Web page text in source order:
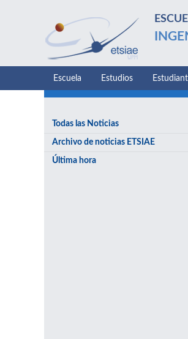
Escuela Estudios
Todas las Noticias
Archivo de noticias ETSIAE
Última hora